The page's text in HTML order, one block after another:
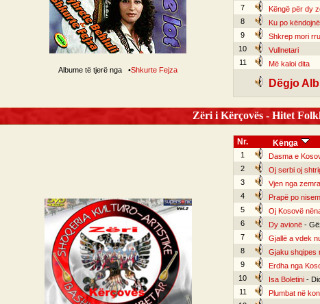
Albume të tjerë nga •Shkurte Fejza
7
Këngë për dy
8
Ku po
9
Shkrep mori
10
Vullnetari
11
Më kaloi dita
Dëgjo
Zëri i Kërçovës - Hitet
Nr. Kënga
1 Dasma e
2
Oj serbi oj
3
Vjen nga
4
Prapë po
5
Oj Kosovë
6
Dy avionë-
7
Gjallë a vdek
8
Gjaku shqipes
9
Erdha nga
10
Isa Boletini-
11
Plumbat në